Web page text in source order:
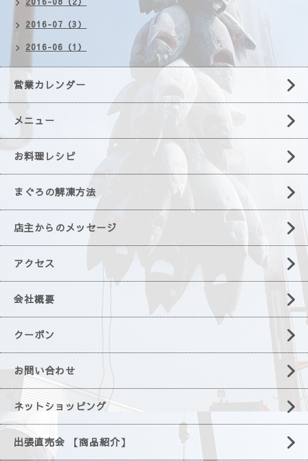
2016-07（3）
2016-06（1）
営業カレンダー
メニュー
お料理レシピ
まぐろの解凍方法
店主からのメッセージ
アクセス
会社概要
クーポン
お問い合わせ
ネットショッピング
出張直売会 【商品紹介】